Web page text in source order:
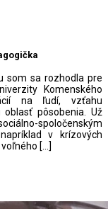
som sa rozhodla pre
Komenského
na ľudí, vzťahu
pôsobenia. Už
spoločenským
v krízových
[…]